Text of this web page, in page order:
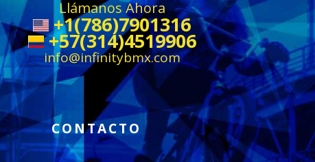
Llámanos Ahora
+1(786)7901316
+57(314)4519906
info@infinitybmx.com
CONTACTO